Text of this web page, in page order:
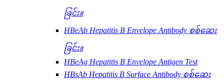
ခြင်း။
HBeAb Hepatitis B Envelope Antibody စစ်ဆေး
ခြင်း။
HBeAg Hepatitis B Envelope Antigen Test
HBsAb Hepatitis B Surface Antibody စစ်ဆေး